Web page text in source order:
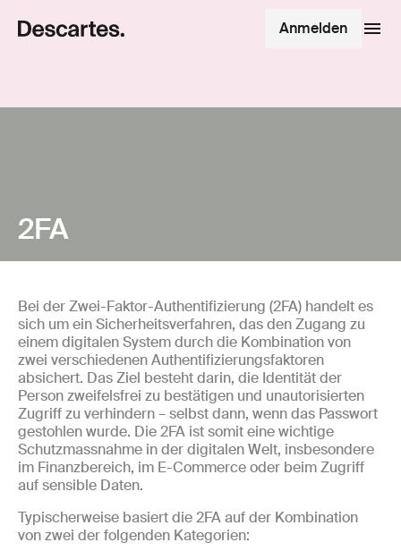
Anmelden
2FA
Bei der Zwei-Faktor-Authentifizierung (2FA) handelt es
sich um ein Sicherheitsverfahren, das den Zugang zu
einem digitalen System durch die Kombination von
zwei verschiedenen Authentifizierungsfaktoren
absichert. Das Ziel besteht darin, die Identität der
Person zweifelsfrei zu bestätigen und unautorisierten
Zugriff zu verhindern – selbst dann, wenn das Passwort
gestohlen wurde. Die 2FA ist somit eine wichtige
Schutzmassnahme in der digitalen Welt, insbesondere
im Finanzbereich, im E-Commerce oder beim Zugriff
auf sensible Daten.
Typischerweise basiert die 2FA auf der Kombination
von zwei der folgenden Kategorien: